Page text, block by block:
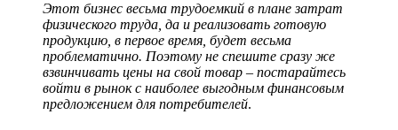
Этот бизнес весьма трудоемкий в плане затрат
физического труда, да и реализовать готовую
продукцию, в первое время, будет весьма
проблематично. Поэтому не спешите сразу же
взвинчивать цены на свой товар – постарайтесь
войти в рынок с наиболее выгодным финансовым
предложением для потребителей.